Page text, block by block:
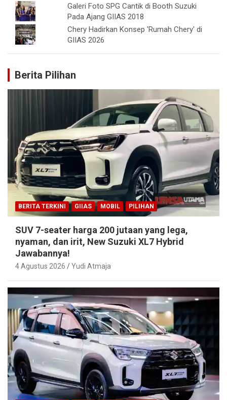
Galeri Foto SPG Cantik di Booth Suzuki
Pada Ajang GIIAS 2018
Chery Hadirkan Konsep 'Rumah Chery' di
GIIAS 2026
Berita Pilihan
BERITA TERKINI GIIAS MOBIL PILIHAN
SUV 7-seater harga 200 jutaan yang lega,
nyaman, dan irit, New Suzuki XL7 Hybrid
Jawabannya!
4 Agustus 2026 Yudi Atmaja